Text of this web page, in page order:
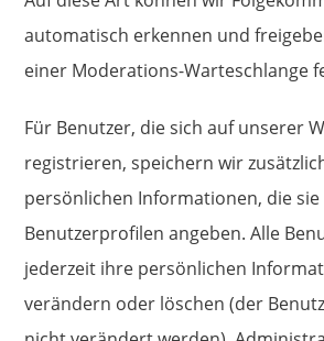
automatisch erkennen und
einer Moderations-Warteschlange
Für Benutzer, die sich auf unserer
registrieren, speichern wir
persönlichen Informationen, die
Benutzerprofilen angeben. Alle
jederzeit ihre persönlichen
verändern oder löschen (der